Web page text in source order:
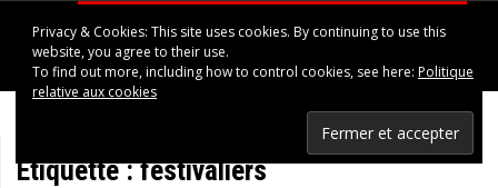
HAPPINESS IN UPPSALA
Étiquette :festivaliers
Privacy & Cookies: This site uses cookies. By continuing to use this
website, you agree to their use.
To find out more, including how to control cookies, see here: Politique
relative aux cookies